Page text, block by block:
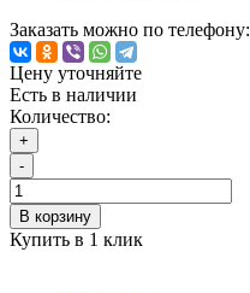
Заказать можно по телефону:
Цену уточняйте
Есть в наличии
Количество:
+
-
В корзину
Купить в 1 клик